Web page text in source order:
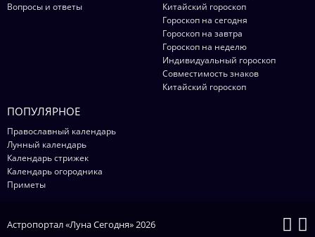
Вопросы и ответы
Китайский гороскоп
Гороскоп на сегодня
Гороскоп на завтра
Гороскоп на неделю
Индивидуальный гороскоп
Совместимость знаков
Китайский гороскоп
ПОПУЛЯРНОЕ
Православный календарь
Лунный календарь
Календарь стрижек
Календарь огородника
Приметы
Астропортал «Луна Сегодня» 2026